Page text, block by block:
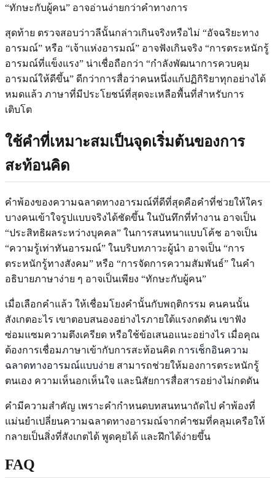
“ทักษะกับผู้คน” อาจอ่านง่ายกว่าคำทางการ
สุดท้าย ตรวจสอบว่าวลีนั้นกล่าวเกินจริงหรือไม่ “อัจฉริยะทาง
อารมณ์” หรือ “เจ้าแห่งอารมณ์” อาจฟังเกินจริง “การตระหนักรู้
อารมณ์ที่แข็งแรง” น่าเชื่อถือกว่า “กำลังพัฒนาการควบคุม
อารมณ์ให้ดีขึ้น” ดีกว่าการสื่อว่าคนหนึ่งแก้ปฏิกิริยาทุกอย่างได้
หมดแล้ว ภาษาที่มีประโยชน์ที่สุดจะเหลือพื้นที่สำหรับการ
เติบโต
ใช้คำที่เหมาะสมเป็นจุดเริ่มต้นของการ
สะท้อนคิด
คำพ้องของความฉลาดทางอารมณ์ที่ดีที่สุดคือคำที่ช่วยให้ใคร
บางคนเข้าใจรูปแบบจริงได้ชัดขึ้น ในบันทึกที่ทำงาน อาจเป็น
“ประสิทธิผลระหว่างบุคคล” ในการสนทนาแบบโค้ช อาจเป็น
“ความรู้เท่าทันอารมณ์” ในบริบทภาวะผู้นำ อาจเป็น “การ
ตระหนักรู้ทางสังคม” หรือ “การจัดการความสัมพันธ์” ในคำ
อธิบายภาษาง่าย ๆ อาจเป็นเพียง “ทักษะกับผู้คน”
เมื่อเลือกคำแล้ว ให้เชื่อมโยงคำนั้นกับพฤติกรรม คนคนนั้น
สังเกตอะไร เขาตอบสนองอย่างไรภายใต้แรงกดดัน เขาฟัง
ซ่อมแซมความตึงเครียด หรือใช้ข้อเสนอแนะอย่างไร เมื่อคุณ
ต้องการเชื่อมภาษาเข้ากับการสะท้อนคิด การเช็กอินความ
ฉลาดทางอารมณ์แบบง่าย สามารถช่วยให้มองการตระหนักรู้
ตนเอง ความเห็นอกเห็นใจ และนิสัยการสื่อสารอย่างไม่กดดัน
คำมีความสำคัญ เพราะคำกำหนดบทสนทนาถัดไป คำพ้องที่
แม่นยำเปลี่ยนความฉลาดทางอารมณ์จากคำชมที่คลุมเครือให้
กลายเป็นสิ่งที่สังเกตได้ พูดคุยได้ และฝึกได้ง่ายขึ้น
FAQ